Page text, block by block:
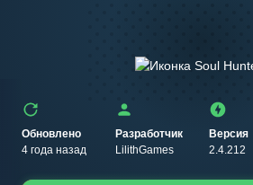
Обновлено
4 года назад
Разработчик
LilithGames
Версия
2.4.212